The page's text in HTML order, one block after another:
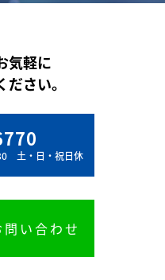
気軽に
さい。
土・日・祝日休
い合わせ